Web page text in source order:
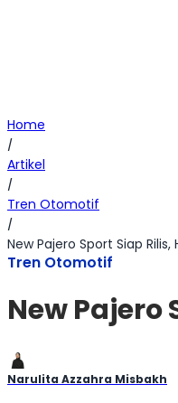
Home
/
Artikel
/
Tren Otomotif
/
New Pajero Sport Siap
Tren Otomotif
New Pajero
Narulita Azzahra Misbakh